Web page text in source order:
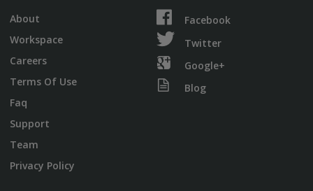
About
Workspace
Careers
Terms Of Use
Faq
Support
Team
Privacy Policy
Facebook
Twitter
Google+
Blog